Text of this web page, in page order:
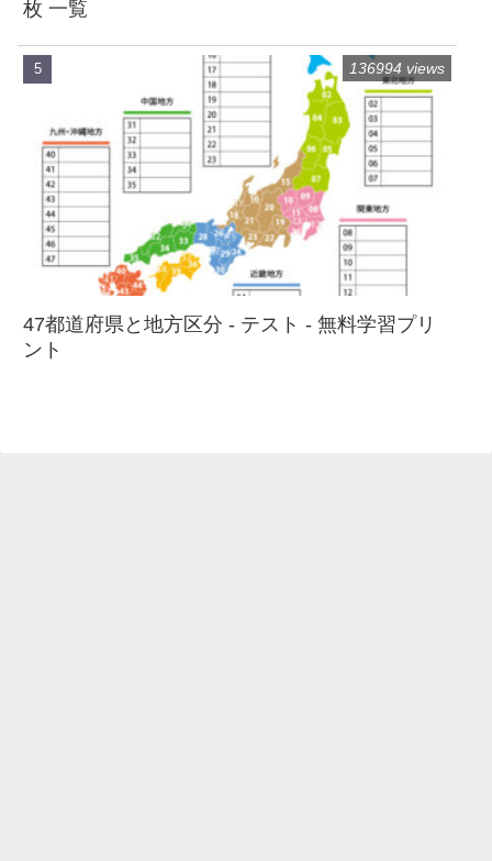
枚 一覧
47都道府県と地方区分 - テスト - 無料学習プリ
ント
136994 views